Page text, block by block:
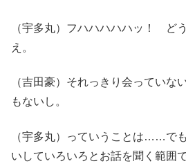
（宇多丸）フハハハハハッ！ ど
え。
（吉田豪）それっきり会っていな
もないし。
（宇多丸）っていうことは……で
いしていろいろとお話を聞く範囲